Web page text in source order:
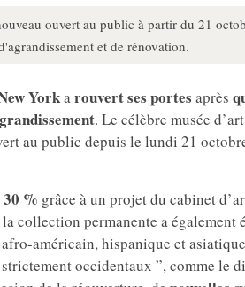
ouvert au public à partir du 21
et de rénovation.
Yorkarouvert ses portes après
. Le célèbre musée
au public depuis le lundi 21
% grâce à un projet du cabinet
collection permanente a également
américain, hispanique et
occidentaux ”, comme le